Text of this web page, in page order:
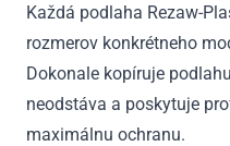
Každá podlaha Rezaw-
rozmerov konkrétneho
Dokonale kopíruje
neodstáva a poskytuje
maximálnu ochranu.